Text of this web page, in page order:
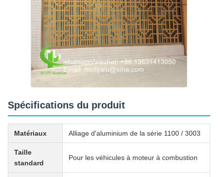
Spécifications du produit
Matériaux Alliage d'aluminium de la série 1100 / 3003
Taille
standard
Pour les véhicules à moteur à combustion